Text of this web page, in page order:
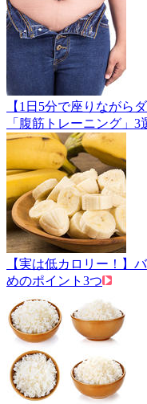
【1日5分で座りながら
「腹筋トレーニング」3
【実は低カロリー！】
めのポイント3つ